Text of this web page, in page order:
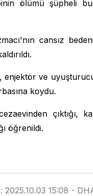
ölümü şüpheli
cansız
enjektör ve
koydu.
çıktığı,
öğrenildi.
2025.10.03 15:08 -